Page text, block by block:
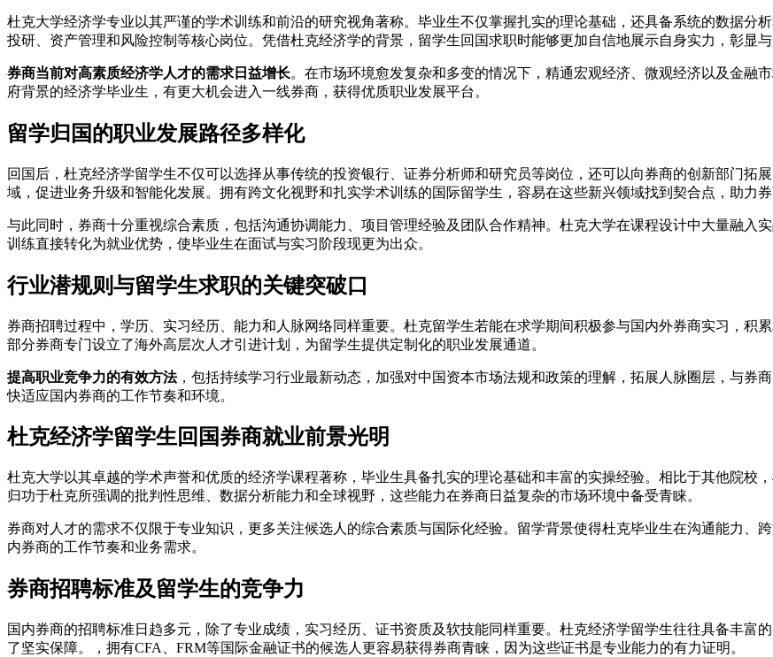
杜克大学经济学专业以其严谨的学术训练和前沿的研究视角著称。毕业生不仅掌握扎实的理论基础，还具备系统的数据分
投研、资产管理和风险控制等核心岗位。凭借杜克经济学的背景，留学生回国求职时能够更加自信地展示自身实力，彰显与
券商当前对高素质经济学人才的需求日益增长。在市场环境愈发复杂和多变的情况下，精通宏观经济、微观经济以及金融
府背景的经济学毕业生，有更大机会进入一线券商，获得优质职业发展平台。
留学归国的职业发展路径多样化
回国后，杜克经济学留学生不仅可以选择从事传统的投资银行、证券分析师和研究员等岗位，还可以向券商的创新部门拓
域，促进业务升级和智能化发展。拥有跨文化视野和扎实学术训练的国际留学生，容易在这些新兴领域找到契合点，助力券
与此同时，券商十分重视综合素质，包括沟通协调能力、项目管理经验及团队合作精神。杜克大学在课程设计中大量融入
训练直接转化为就业优势，使毕业生在面试与实习阶段现更为出众。
行业潜规则与留学生求职的关键突破口
券商招聘过程中，学历、实习经历、能力和人脉网络同样重要。杜克留学生若能在求学期间积极参与国内外券商实习，积
部分券商专门设立了海外高层次人才引进计划，为留学生提供定制化的职业发展通道。
提高职业竞争力的有效方法，包括持续学习行业最新动态，加强对中国资本市场法规和政策的理解，拓展人脉圈层，与券
快适应国内券商的工作节奏和环境。
杜克经济学留学生回国券商就业前景光明
杜克大学以其卓越的学术声誉和优质的经济学课程著称，毕业生具备扎实的理论基础和丰富的实操经验。相比于其他院校
归功于杜克所强调的批判性思维、数据分析能力和全球视野，这些能力在券商日益复杂的市场环境中备受青睐。
券商对人才的需求不仅限于专业知识，更多关注候选人的综合素质与国际化经验。留学背景使得杜克毕业生在沟通能力、
内券商的工作节奏和业务需求。
券商招聘标准及留学生的竞争力
国内券商的招聘标准日趋多元，除了专业成绩，实习经历、证书资质及软技能同样重要。杜克经济学留学生往往具备丰富
了坚实保障。，拥有CFA、FRM等国际金融证书的候选人更容易获得券商青睐，因为这些证书是专业能力的有力证明。